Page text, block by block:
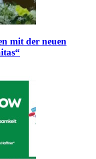
mit der neuen